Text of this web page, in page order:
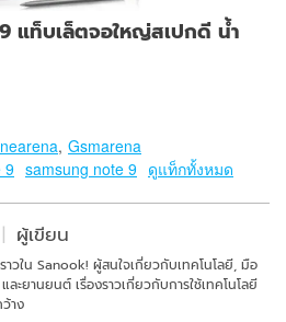
แท็บเล็ตจอใหญ่สเปกดี น้ำ
, Gsmarena
9 samsung note 9 ดูแท็กทั้งหมด
ผู้เขียน
าวใน Sanook! ผู้สนใจเกี่ยวกับเทคโนโลยี, มือ
ะยานยนต์ เรื่องราวเกี่ยวกับการใช้เทคโนโลยี
าง